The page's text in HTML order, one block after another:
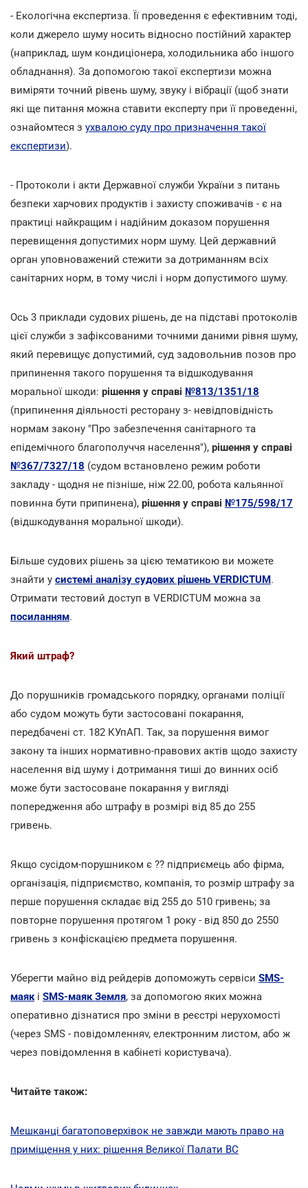
- Екологічна експертиза. Її проведення є ефективним тоді,
коли джерело шуму носить відносно постійний характер
(наприклад, шум кондиціонера, холодильника або іншого
обладнання). За допомогою такої експертизи можна
виміряти точний рівень шуму, звуку і вібрації (щоб знати
які ще питання можна ставити експерту при її проведенні,
ознайомтеся з ухвалою суду про призначення такої
експертизи).
- Протоколи і акти Державної служби України з питань
безпеки харчових продуктів і захисту споживачів - є на
практиці найкращим і надійним доказом порушення
перевищення допустимих норм шуму. Цей державний
орган уповноважений стежити за дотриманням всіх
санітарних норм, в тому числі і норм допустимого шуму.
Ось 3 приклади судових рішень, де на підставі протоколів
цієї служби з зафіксованими точними даними рівня шуму,
який перевищує допустимий, суд задовольнив позов про
припинення такого порушення та відшкодування
моральної шкоди: рішення у справі №813/1351/18
(припинення діяльності ресторану з- невідповідність
нормам закону "Про забезпечення санітарного та
епідемічного благополуччя населення"), рішення у справі
№367/7327/18 (судом встановлено режим роботи
закладу - щодня не пізніше, ніж 22.00, робота кальянної
повинна бути припинена), рішення у справі №175/598/17
(відшкодування моральної шкоди).
Більше судових рішень за цією тематикою ви можете
знайти у системі аналізу судових рішень VERDICTUM.
Отримати тестовий доступ в VERDICTUM можна за
посиланням.
Який штраф?
До порушників громадського порядку, органами поліції
або судом можуть бути застосовані покарання,
передбачені ст. 182 КУпАП. Так, за порушення вимог
закону та інших нормативно-правових актів щодо захисту
населення від шуму і дотримання тиші до винних осіб
може бути застосоване покарання у вигляді
попередження або штрафу в розмірі від 85 до 255
гривень.
Якщо сусідом-порушником є ?? підприємець або фірма,
організація, підприємство, компанія, то розмір штрафу за
перше порушення складає від 255 до 510 гривень; за
повторне порушення протягом 1 року - від 850 до 2550
гривень з конфіскацією предмета порушення.
Уберегти майно від рейдерів допоможуть сервіси SMS-
маякі SMS-маяк Земля, за допомогою яких можна
оперативно дізнатися про зміни в реєстрі нерухомості
(через SMS - повідомленняv, електронним листом, або ж
через повідомлення в кабінеті користувача).
Читайте також:
Мешканці багатоповерхівок не завжди мають право на
приміщення у них: рішення Великої Палати ВС